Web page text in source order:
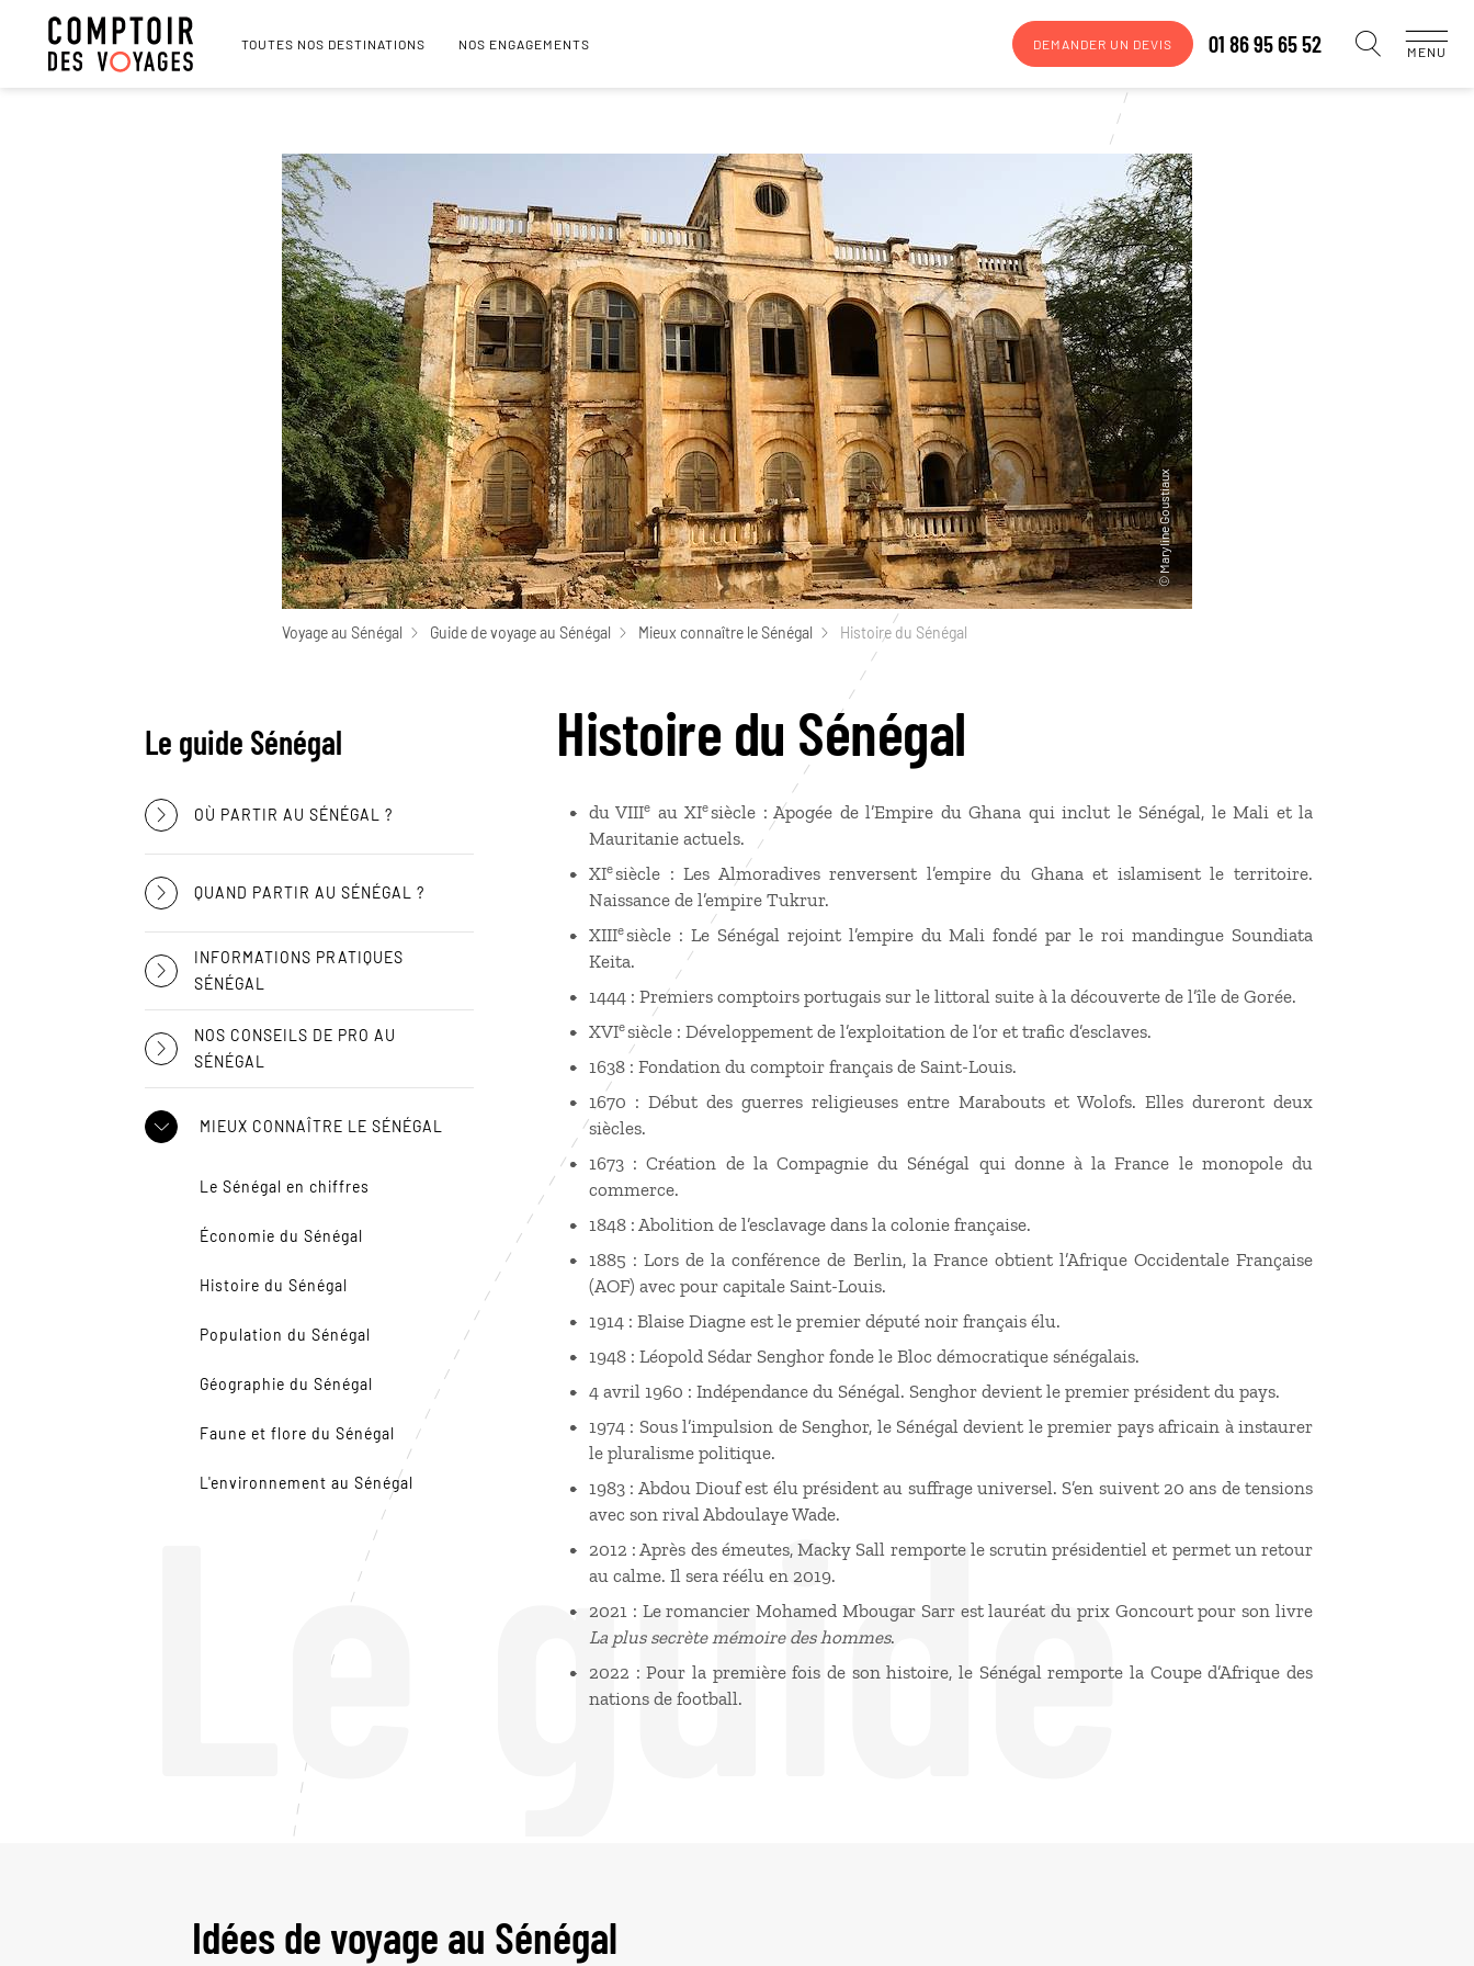
TOUTES NOS DESTINATIONS NOS ENGAGEMENTS DEMANDER UN DEVIS 01 86 95 65 52 MENU
Voyage au Sénégal Guide de voyage au Sénégal Mieux connaître le Sénégal Histoire du Sénégal
Le guide
Le guide Sénégal
OÙ PARTIR AU SÉNÉGAL ?
QUAND PARTIR AU SÉNÉGAL ?
INFORMATIONS PRATIQUES
SÉNÉGAL
NOS CONSEILS DE PRO AU
SÉNÉGAL
MIEUX CONNAÎTRE LE SÉNÉGAL
Le Sénégal en chiffres
Économie du Sénégal
Histoire du Sénégal
Population du Sénégal
Géographie du Sénégal
Faune et flore du Sénégal
L'environnement au Sénégal
Histoire du Sénégal
du VIIIe au XIesiècle : Apogée de l’Empire du Ghana qui inclut le Sénégal, le Mali et la
Mauritanie actuels.
XIesiècle : Les Almoradives renversent l’empire du Ghana et islamisent le territoire.
Naissance de l’empire Tukrur.
XIIIesiècle : Le Sénégal rejoint l’empire du Mali fondé par le roi mandingue Soundiata
Keita.
1444 : Premiers comptoirs portugais sur le littoral suite à la découverte de l’île de Gorée.
XVIesiècle : Développement de l’exploitation de l’or et trafic d’esclaves.
1638 : Fondation du comptoir français de Saint-Louis.
1670 : Début des guerres religieuses entre Marabouts et Wolofs. Elles dureront deux
siècles.
1673 : Création de la Compagnie du Sénégal qui donne à la France le monopole du
commerce.
1848 : Abolition de l’esclavage dans la colonie française.
1885 : Lors de la conférence de Berlin, la France obtient l’Afrique Occidentale Française
(AOF) avec pour capitale Saint-Louis.
1914 : Blaise Diagne est le premier député noir français élu.
1948 : Léopold Sédar Senghor fonde le Bloc démocratique sénégalais.
4 avril 1960 : Indépendance du Sénégal. Senghor devient le premier président du pays.
1974 : Sous l’impulsion de Senghor, le Sénégal devient le premier pays africain à instaurer
le pluralisme politique.
1983 : Abdou Diouf est élu président au suffrage universel. S’en suivent 20 ans de tensions
avec son rival Abdoulaye Wade.
2012 : Après des émeutes, Macky Sall remporte le scrutin présidentiel et permet un retour
au calme. Il sera réélu en 2019.
2021 : Le romancier Mohamed Mbougar Sarr est lauréat du prix Goncourt pour son livre
La plus secrète mémoire des hommes.
2022 : Pour la première fois de son histoire, le Sénégal remporte la Coupe d’Afrique des
nations de football.
Idées de voyage au Sénégal